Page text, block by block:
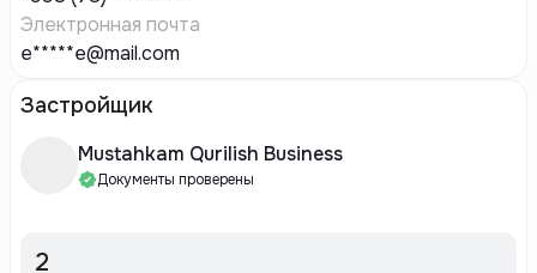
Электронная почта
e*****e@mail.com
Застройщик
Mustahkam Qurilish Business
Документы проверены
2